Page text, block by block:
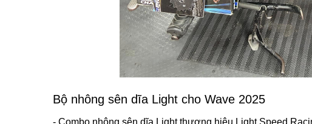
Bộ nhông sên dĩa Light cho Wave 2025
- Combo nhông sên dĩa Light thương hiệu Light Speed